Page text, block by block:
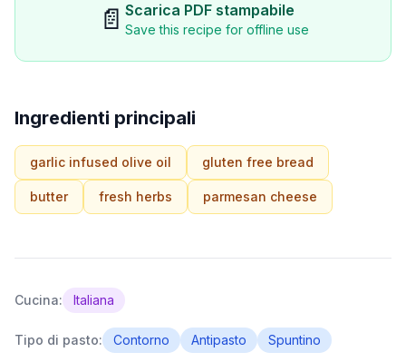
📄 Scarica PDF stampabile
Save this recipe for offline use
Ingredienti principali
garlic infused olive oil gluten free bread
butter fresh herbs parmesan cheese
Cucina: Italiana
Tipo di pasto: Contorno Antipasto Spuntino